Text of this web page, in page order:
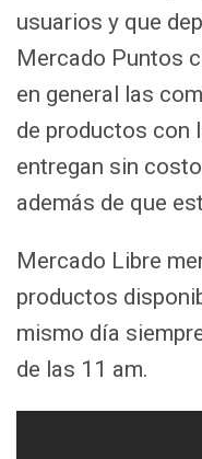
usuarios y que
Mercado Puntos
en general las
de productos con
entregan sin
además de que
Mercado Libre
productos
mismo día
de las 11 am.